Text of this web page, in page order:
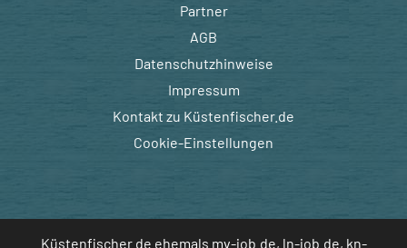
Partner
AGB
Datenschutzhinweise
Impressum
Kontakt zu Küstenfischer.de
Cookie-Einstellungen
Küstenfischer.de ehemals mv-job.de, ln-job.de, kn-